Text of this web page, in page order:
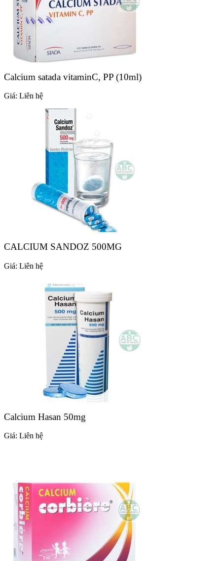
Calcium satada vitaminC, PP (10ml)
Giá: Liên hệ
CALCIUM SANDOZ 500MG
Giá: Liên hệ
Calcium Hasan 50mg
Giá: Liên hệ